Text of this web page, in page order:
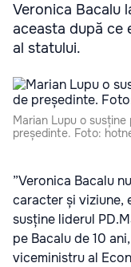
Veronica Bacalu
aceasta după ce
al statului.
Marian Lupu o
președinte. Foto:
”Veronica Bacalu
caracter și viziune,
susține liderul
pe Bacalu de 10
viceministru al